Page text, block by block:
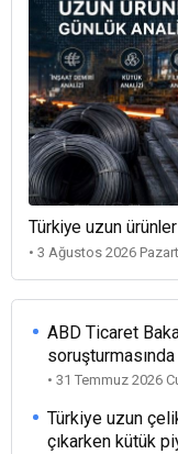
Türkiye uzun
• 3 Ağustos 2026
ABD Ticaret
soruşturmasında
• 31 Temmuz 2026
Türkiye uzun
çıkarken kütük